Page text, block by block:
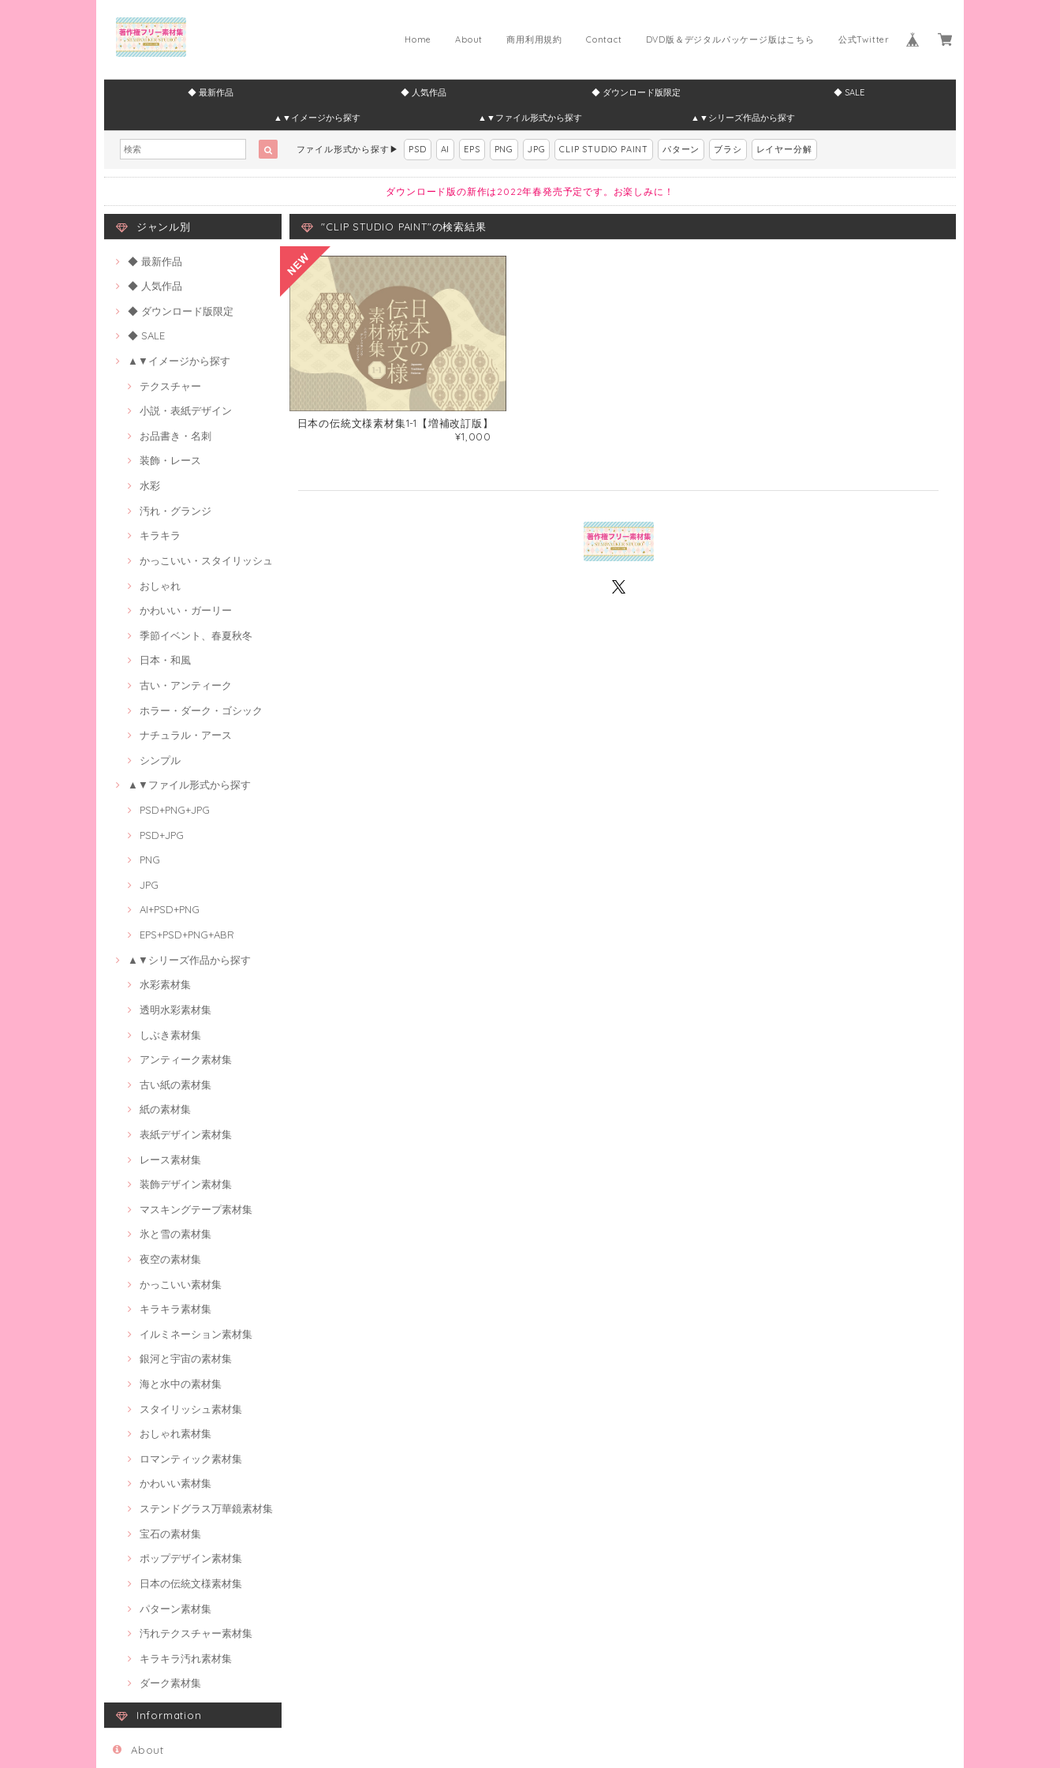
公式Twitter
DVD版＆デジタルパッケージ版はこちら
Contact
商用利用規約
About
Home
◆ 最新作品 ◆ 人気作品 ◆ ダウンロード版限定 ◆ SALE
▲▼イメージから探す ▲▼ファイル形式から探す ▲▼シリーズ作品から探す
ファイル形式から探す▶ PSD AI EPS PNG JPG CLIP STUDIO PAINT パターン ブラシ レイヤー分解
ダウンロード版の新作は2022年春発売予定です。お楽しみに！
ジャンル別
◆ 最新作品
◆ 人気作品
◆ ダウンロード版限定
◆ SALE
▲▼イメージから探す
テクスチャー
小説・表紙デザイン
お品書き・名刺
装飾・レース
水彩
汚れ・グランジ
キラキラ
かっこいい・スタイリッシュ
おしゃれ
かわいい・ガーリー
季節イベント、春夏秋冬
日本・和風
古い・アンティーク
ホラー・ダーク・ゴシック
ナチュラル・アース
シンプル
▲▼ファイル形式から探す
PSD+PNG+JPG
PSD+JPG
PNG
JPG
AI+PSD+PNG
EPS+PSD+PNG+ABR
▲▼シリーズ作品から探す
水彩素材集
透明水彩素材集
しぶき素材集
アンティーク素材集
古い紙の素材集
紙の素材集
表紙デザイン素材集
レース素材集
装飾デザイン素材集
マスキングテープ素材集
氷と雪の素材集
夜空の素材集
かっこいい素材集
キラキラ素材集
イルミネーション素材集
銀河と宇宙の素材集
海と水中の素材集
スタイリッシュ素材集
おしゃれ素材集
ロマンティック素材集
かわいい素材集
ステンドグラス万華鏡素材集
宝石の素材集
ポップデザイン素材集
日本の伝統文様素材集
パターン素材集
汚れテクスチャー素材集
キラキラ汚れ素材集
ダーク素材集
Information
About
"CLIP STUDIO PAINT"の検索結果
日本の伝統文様素材集1-1【増補改訂版】
¥1,000